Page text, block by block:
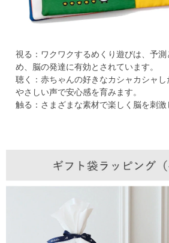
視る：ワクワクするめくり遊びは、予測
め、脳の発達に有効とされています。
聴く：赤ちゃんの好きなカシャカシャ
やさしい声で安心感を育みます。
触る：さまざまな素材で楽しく脳を刺激